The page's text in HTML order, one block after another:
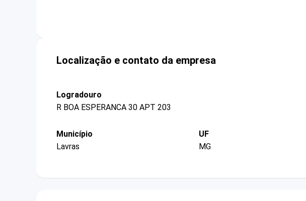
Localização e contato da empresa
Logradouro
R BOA ESPERANCA 30 APT 203
Município
Lavras
UF
MG